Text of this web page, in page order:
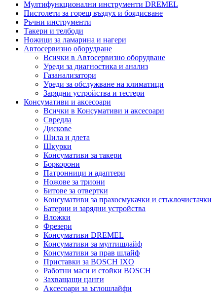
Мултифункционални инструменти DREMEL
Пистолети за горещ въздух и боядисване
Ръчни инструменти
Такери и телбоди
Ножици за ламарина и нагери
Автосервизно оборудване
Всички в Автосервизно оборудване
Уреди за диагностика и анализ
Газанализатори
Уреди за обслужване на климатици
Зарядни устройства и тестери
Консумативи и аксесоари
Всички в Консумативи и аксесоари
Свредла
Дискове
Шила и длета
Шкурки
Консумативи за такери
Боркорони
Патронници и адаптери
Ножове за триони
Битове за отвертки
Консумативи за прахосмукачки и стъклочистачки
Батерии и зарядни устройства
Вложки
Фрезери
Консумативи DREMEL
Консумативи за мултишлайф
Консумативи за прав шлайф
Приставки за BOSCH IXO
Работни маси и стойки BOSCH
Захващащи цанги
Аксесоари за ъглошлайфи